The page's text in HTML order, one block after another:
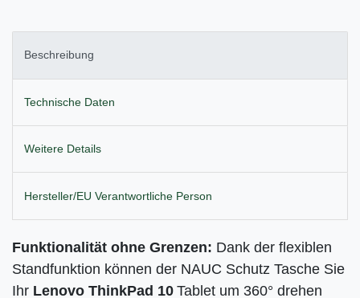
Beschreibung
Technische Daten
Weitere Details
Hersteller/EU Verantwortliche Person
Funktionalität ohne Grenzen: Dank der flexiblen
Standfunktion können der NAUC Schutz Tasche Sie
Ihr Lenovo ThinkPad 10 Tablet um 360° drehen